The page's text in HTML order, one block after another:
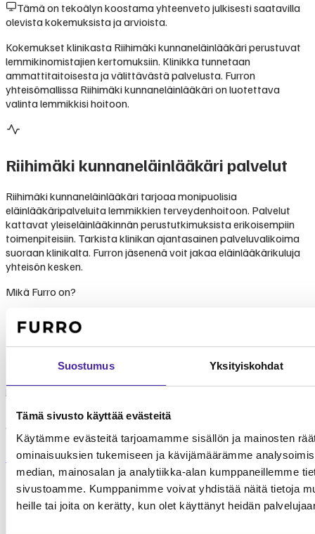
Suostumus Yksityiskohdat
Tämä sivusto käyttää evästeitä
Käytämme evästeitä tarjoamamme sisällön ja mainosten
ominaisuuksien tukemiseen ja kävijämäärämme
median, mainosalan ja analytiikka-alan kumppaneillemme
sivustoamme. Kumppanimme voivat yhdistää näitä tietoja
heille tai joita on kerätty, kun olet käyttänyt heidän
Tämä on tekoälyn koostama yhteenveto julkisesti saatavilla
olevista kokemuksista ja arvioista.
Kokemukset klinikasta Riihimäki kunnaneläinlääkäri perustuvat
lemmikinomistajien kertomuksiin. Klinikka tunnetaan
ammattitaitoisesta ja välittävästä palvelusta. Furron
yhteisömallissa Riihimäki kunnaneläinlääkäri on luotettava
valinta lemmikkisi hoitoon.
Riihimäki kunnaneläinlääkäri palvelut
Riihimäki kunnaneläinlääkäri tarjoaa monipuolisia
eläinlääkäripalveluita lemmikkien terveydenhoitoon. Palvelut
kattavat yleiseläinlääkinnän perustutkimuksista erikoisempiin
toimenpiteisiin. Tarkista klinikan ajantasainen palveluvalikoima
suoraan klinikalta. Furron jäsenenä voit jakaa eläinlääkärikuluja
yhteisön kesken.
Mikä Furro on?
Furro on vaihtoehto
lemmikkivakuutukselle
Furro ei ole lemmikkivakuutus. Se on nykyaikainen vaihtoehto,
jolla turvaat koirasi tai kissasi keskimäärin puolet edullisemmin.
Tehtävämme on taistella lemmikkialan kasvavia kustannuksia
vastaan.
Lue lisää Furrosta
Laske hintasi
FURRO
Eteläesplanadi 2
00130 Helsinki